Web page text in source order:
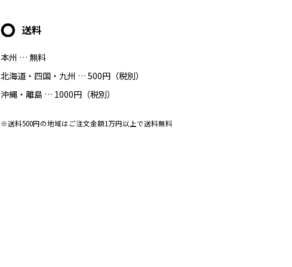
送料
本州 … 無料
北海道・四国・九州 … 500円（税別）
沖縄・離島 … 1000円（税別）
※送料500円の地域はご注文金額1万円以上で送料無料